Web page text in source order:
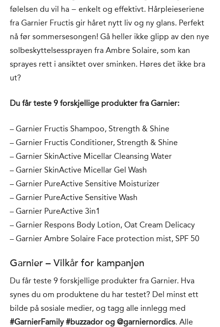
følelsen du vil ha − enkelt og effektivt. Hårpleieseriene
fra Garnier Fructis gir håret nytt liv og ny glans. Perfekt
nå før sommersesongen! Gå heller ikke glipp av den nye
solbeskyttelsessprayen fra Ambre Solaire, som kan
sprayes rett i ansiktet over sminken. Høres det ikke bra
ut?
Du får teste 9 forskjellige produkter fra Garnier:
– Garnier Fructis Shampoo, Strength & Shine
– Garnier Fructis Conditioner, Strength & Shine
– Garnier SkinActive Micellar Cleansing Water
– Garnier SkinActive Micellar Gel Wash
– Garnier PureActive Sensitive Moisturizer
– Garnier PureActive Sensitive Wash
– Garnier PureActive 3in1
– Garnier Respons Body Lotion, Oat Cream Delicacy
– Garnier Ambre Solaire Face protection mist, SPF 50
Garnier – Vilkår for kampanjen
Du får teste 9 forskjellige produkter fra Garnier. Hva
synes du om produktene du har testet? Del minst ett
bilde på sosiale medier, og tagg alle innlegg med
#GarnierFamily #buzzador og @garniernordics. Alle